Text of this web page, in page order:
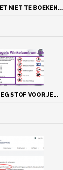
NIET TE BOEKEN...
STOF VOOR JE...